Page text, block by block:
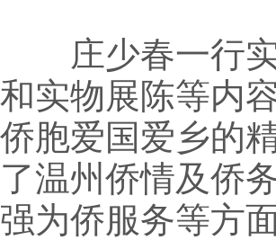
庄少春一行实
和实物展陈等内
侨胞爱国爱乡的
了温州侨情及侨
强为侨服务等方